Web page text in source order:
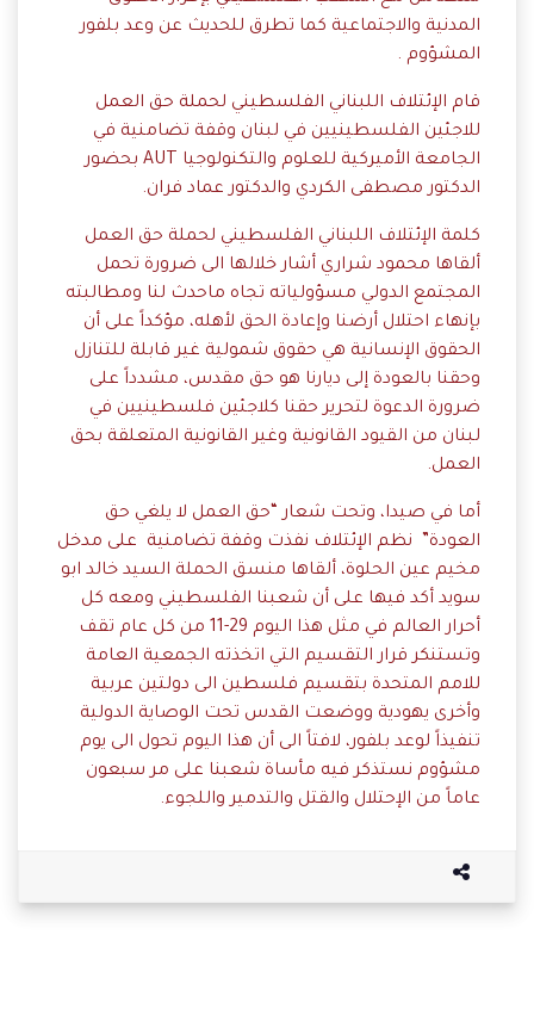
المدنية والاجتماعية كما تطرق للحديث عن وعد بلفور
المشؤوم .
قام الإئتلاف اللبناني الفلسطيني لحملة حق العمل
للاجئين الفلسطينيين في لبنان وقفة تضامنية في
الجامعة الأميركية للعلوم والتكنولوجيا AUT بحضور
الدكتور مصطفى الكردي والدكتور عماد فران.
كلمة الإئتلاف اللبناني الفلسطيني لحملة حق العمل
ألقاها محمود شراري أشار خلالها الى ضرورة تحمل
المجتمع الدولي مسؤولياته تجاه ماحدث لنا ومطالبته
بإنهاء احتلال أرضنا وإعادة الحق لأهله، مؤكداً على أن
الحقوق الإنسانية هي حقوق شمولية غير قابلة للتنازل
وحقنا بالعودة إلى ديارنا هو حق مقدس، مشدداً على
ضرورة الدعوة لتحرير حقنا كلاجئين فلسطينيين في
لبنان من القيود القانونية وغير القانونية المتعلقة بحق
العمل.
أما في صيدا، وتحت شعار “حق العمل لا يلغي حق
العودة” نظم الإئتلاف نفذت وقفة تضامنية على مدخل
مخيم عين الحلوة، ألقاها منسق الحملة السيد خالد ابو
سويد أكد فيها على أن شعبنا الفلسطيني ومعه كل
أحرار العالم في مثل هذا اليوم 29-11 من كل عام تقف
وتستنكر قرار التقسيم التي اتخذته الجمعية العامة
للامم المتحدة بتقسيم فلسطين الى دولتين عربية
وأخرى يهودية ووضعت القدس تحت الوصاية الدولية
تنفيذاً لوعد بلفور، لافتاً الى أن هذا اليوم تحول الى يوم
مشؤوم نستذكر فيه مأساة شعبنا على مر سبعون
عاماً من الإحتلال والقتل والتدمير واللجوء.